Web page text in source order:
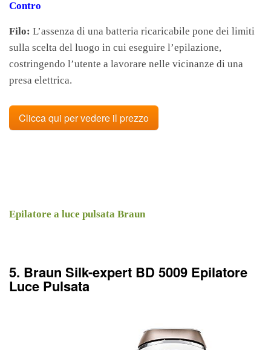
Contro
Filo: L’assenza di una batteria ricaricabile pone dei limiti
sulla scelta del luogo in cui eseguire l’epilazione,
costringendo l’utente a lavorare nelle vicinanze di una
presa elettrica.
Clicca qui per vedere il prezzo
Epilatore a luce pulsata Braun
5. Braun Silk-expert BD 5009 Epilatore
Luce Pulsata